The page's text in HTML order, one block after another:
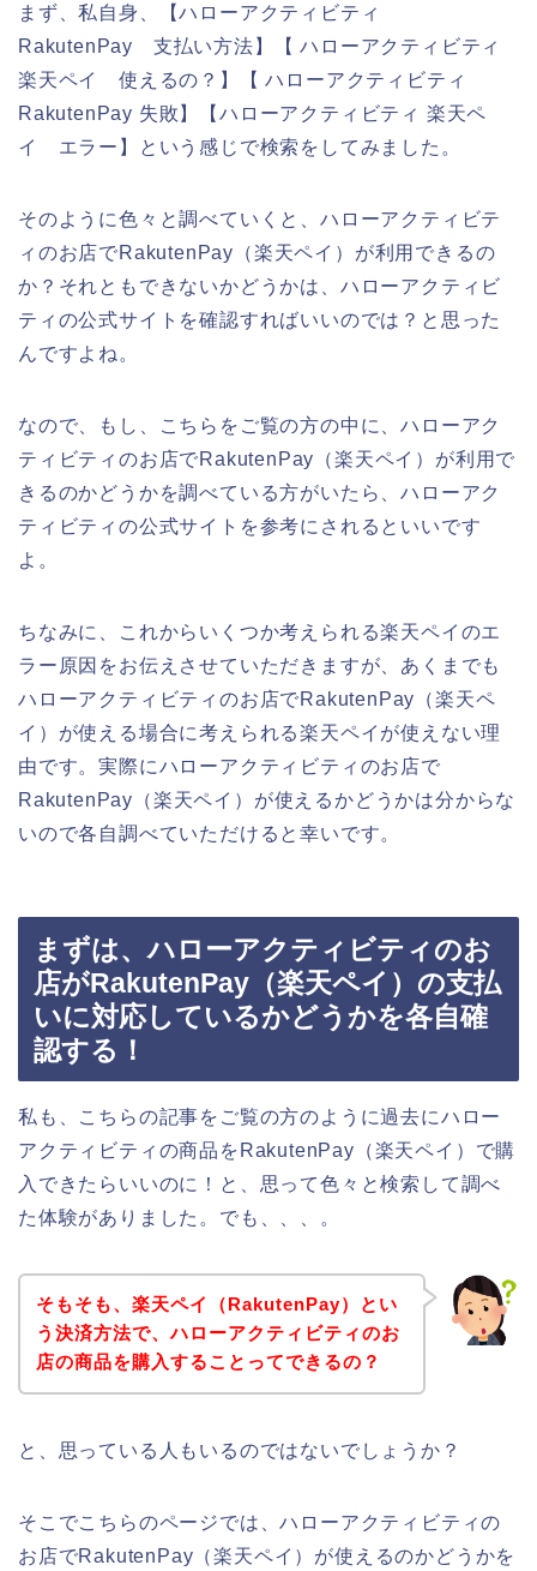
まず、私自身、【ハローアクティビティ
RakutenPay 支払い方法】【 ハローアクティビティ
楽天ペイ 使えるの？】【 ハローアクティビティ
RakutenPay 失敗】【ハローアクティビティ 楽天ペ
イ エラー】という感じで検索をしてみました。
そのように色々と調べていくと、ハローアクティビテ
ィのお店でRakutenPay（楽天ペイ）が利用できるの
か？それともできないかどうかは、ハローアクティビ
ティの公式サイトを確認すればいいのでは？と思った
んですよね。
なので、もし、こちらをご覧の方の中に、ハローアク
ティビティのお店でRakutenPay（楽天ペイ）が利用で
きるのかどうかを調べている方がいたら、ハローアク
ティビティの公式サイトを参考にされるといいです
よ。
ちなみに、これからいくつか考えられる楽天ペイのエ
ラー原因をお伝えさせていただきますが、あくまでも
ハローアクティビティのお店でRakutenPay（楽天ペ
イ）が使える場合に考えられる楽天ペイが使えない理
由です。実際にハローアクティビティのお店で
RakutenPay（楽天ペイ）が使えるかどうかは分からな
いので各自調べていただけると幸いです。
まずは、ハローアクティビティのお
店がRakutenPay（楽天ペイ）の支払
いに対応しているかどうかを各自確
認する！
私も、こちらの記事をご覧の方のように過去にハロー
アクティビティの商品をRakutenPay（楽天ペイ）で購
入できたらいいのに！と、思って色々と検索して調べ
た体験がありました。でも、、、。
そもそも、楽天ペイ（RakutenPay）とい
う決済方法で、ハローアクティビティのお
店の商品を購入することってできるの？
と、思っている人もいるのではないでしょうか？
そこでこちらのページでは、ハローアクティビティの
お店でRakutenPay（楽天ペイ）が使えるのかどうかを